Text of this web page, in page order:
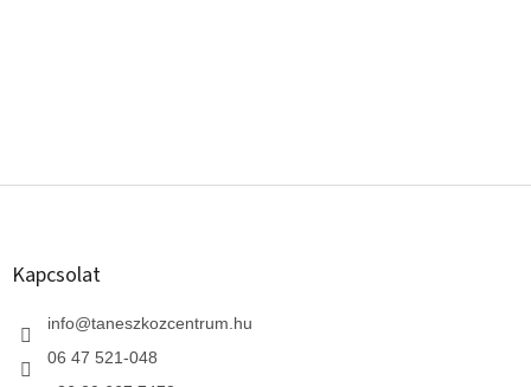
L
Kapcsolat
info@taneszkozcentrum.hu
06 47 521-048